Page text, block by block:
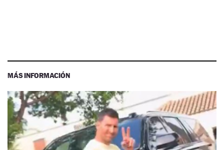
MÁS INFORMACIÓN